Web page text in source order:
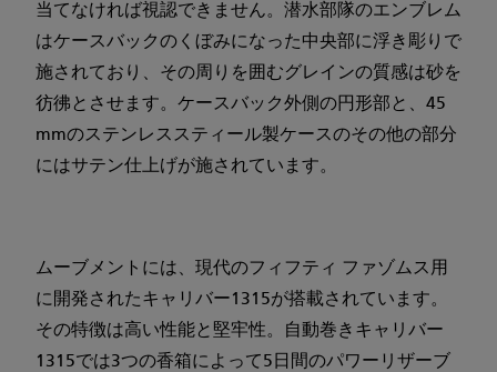
当てなければ視認できません。潜水部隊のエンブレム
はケースバックのくぼみになった中央部に浮き彫りで
施されており、その周りを囲むグレインの質感は砂を
彷彿とさせます。ケースバック外側の円形部と、45
mmのステンレススティール製ケースのその他の部分
にはサテン仕上げが施されています。
ムーブメントには、現代のフィフティ ファゾムス用
に開発されたキャリバー1315が搭載されています。
その特徴は高い性能と堅牢性。自動巻きキャリバー
1315では3つの香箱によって5日間のパワーリザーブ